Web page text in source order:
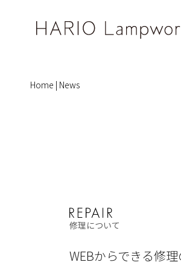
Home | News
修理について
WEBからできる修